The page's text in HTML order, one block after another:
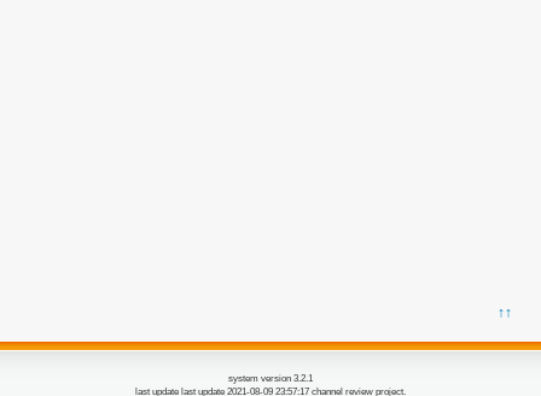
↑↑
system version 3.2.1
last update last update 2021-08-09 23:57:17 channel review project.